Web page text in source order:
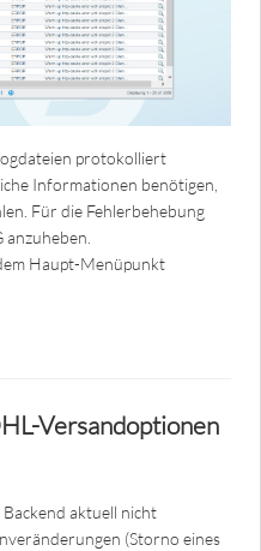
protokolliert
Informationen benötigen,
Für die Fehlerbehebung
anzuheben.
Haupt-Menüpunkt
Versandoptionen
aktuell nicht
(Storno eines